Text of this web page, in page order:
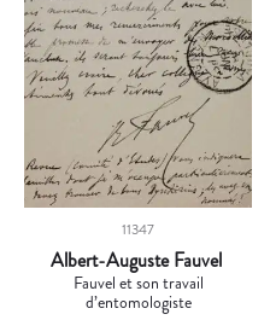
11347
Albert-Auguste Fauvel
Fauvel et son travail
d’entomologiste